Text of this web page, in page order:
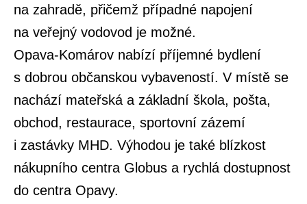
na zahradě, přičemž případné napojení
na veřejný vodovod je možné.
Opava-Komárov nabízí příjemné bydlení
s dobrou občanskou vybaveností. V místě se
nachází mateřská a základní škola, pošta,
obchod, restaurace, sportovní zázemí
i zastávky MHD. Výhodou je také blízkost
nákupního centra Globus a rychlá dostupnost
do centra Opavy.